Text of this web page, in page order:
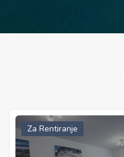
Za Rentiranje